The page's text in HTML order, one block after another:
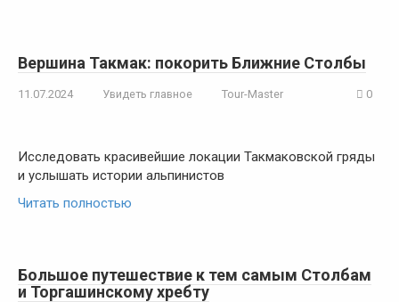
Вершина Такмак: покорить Ближние Столбы
11.07.2024 Увидеть главное Tour-Master 0
Исследовать красивейшие локации Такмаковской гряды
и услышать истории альпинистов
Читать полностью
Большое путешествие к тем самым Столбам
и Торгашинскому хребту